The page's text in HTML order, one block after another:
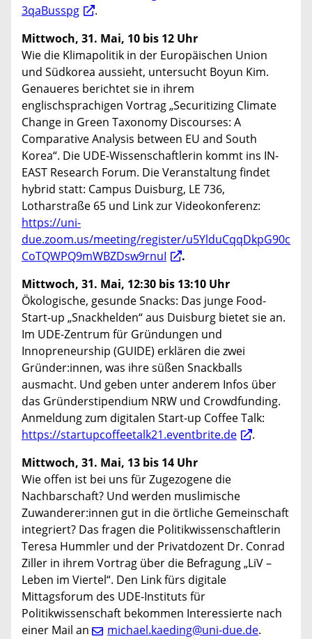
3qaBusspg
.
Mittwoch, 31. Mai, 10 bis 12 Uhr
Wie die Klimapolitik in der Europäischen Union
und Südkorea aussieht, untersucht Boyun Kim.
Genaueres berichtet sie in ihrem
englischsprachigen Vortrag „Securitizing Climate
Change in Green Taxonomy Discourses: A
Comparative Analysis between EU and South
Korea“. Die UDE-Wissenschaftlerin kommt ins IN-
EAST Research Forum. Die Veranstaltung findet
hybrid statt: Campus Duisburg, LE 736,
Lotharstraße 65 und Link zur Videokonferenz:
https://uni-
due.zoom.us/meeting/register/u5YlduCqqDkpG90c
CoTQWPQ9mWBZDsw9rnuI
.
Mittwoch, 31. Mai, 12:30 bis 13:10 Uhr
Ökologische, gesunde Snacks: Das junge Food-
Start-up „Snackhelden“ aus Duisburg bietet sie an.
Im UDE-Zentrum für Gründungen und
Innopreneurship (GUIDE) erklären die zwei
Gründer:innen, was ihre süßen Snackballs
ausmacht. Und geben unter anderem Infos über
das Gründerstipendium NRW und Crowdfunding.
Anmeldung zum digitalen Start-up Coffee Talk:
https://startupcoffeetalk21.eventbrite.de
.
Mittwoch, 31. Mai, 13 bis 14 Uhr
Wie offen ist bei uns für Zugezogene die
Nachbarschaft? Und werden muslimische
Zuwanderer:innen gut in die örtliche Gemeinschaft
integriert? Das fragen die Politikwissenschaftlerin
Teresa Hummler und der Privatdozent Dr. Conrad
Ziller in ihrem Vortrag über die Befragung „LiV –
Leben im Viertel“. Den Link fürs digitale
Mittagsforum des UDE-Instituts für
Politikwissenschaft bekommen Interessierte nach
einer Mail an
michael.kaeding@uni-due.de.